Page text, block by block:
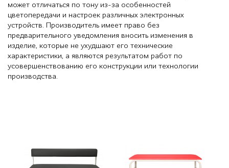
может отличаться по тону из-за особенностей
цветопередачи и настроек различных электронных
устройств. Производитель имеет право без
предварительного уведомления вносить изменения в
изделие, которые не ухудшают его технические
характеристики, а являются результатом работ по
усовершенствованию его конструкции или технологии
производства.